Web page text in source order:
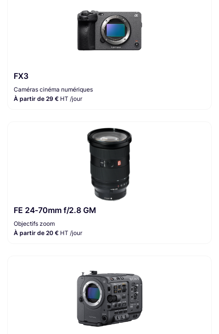
FX3
Caméras cinéma numériques
À partir de 29 € HT /jour
FE 24-70mm f/2.8 GM
Objectifs zoom
À partir de 20 € HT /jour